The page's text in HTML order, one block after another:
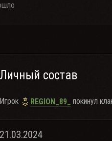
Личный состав
Игрок REGION_89_ покинул